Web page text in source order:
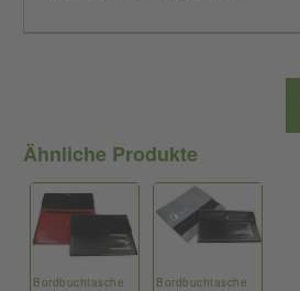
Ähnliche Produkte
Bordbuchtasche
Bordbuchtasche